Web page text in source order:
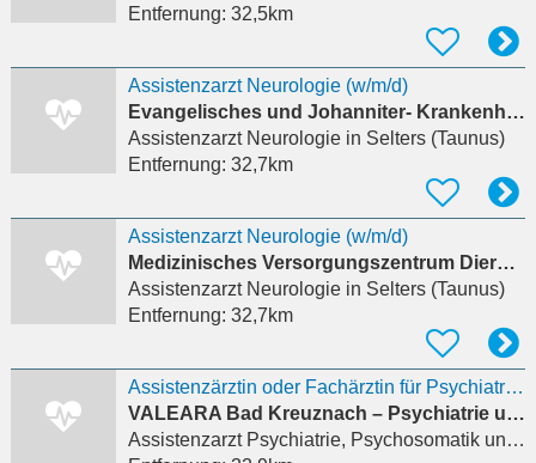
Entfernung: 32,5km
Assistenzarzt Neurologie (w/m/d)
Evangelisches und Johanniter- Krankenhaus Dierdorf-Selters gGmbH
Assistenzarzt Neurologiein Selters (Taunus)
Entfernung: 32,7km
Assistenzarzt Neurologie (w/m/d)
Medizinisches Versorgungszentrum Dierdorf/Selters GmbH
Assistenzarzt Neurologiein Selters (Taunus)
Entfernung: 32,7km
Assistenzärztin oder Fachärztin für Psychiatrie und Psychotherapie (m/w/d)
VALEARA Bad Kreuznach – Psychiatrie und Psychotherapie
Assistenzarzt Psychiatrie, Psychosomatik und Psychotherapie